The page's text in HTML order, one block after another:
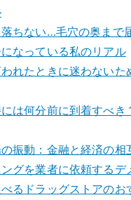
ちない…毛穴の奥まで
なっている私のリアル
れたときに迷わないた
は何分前に到着すべき
振動：金融と経済の相
グを業者に依頼するデ
るドラッグストアのお